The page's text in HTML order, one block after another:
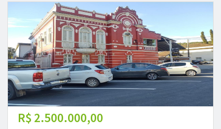
R$ 2.500.000,00